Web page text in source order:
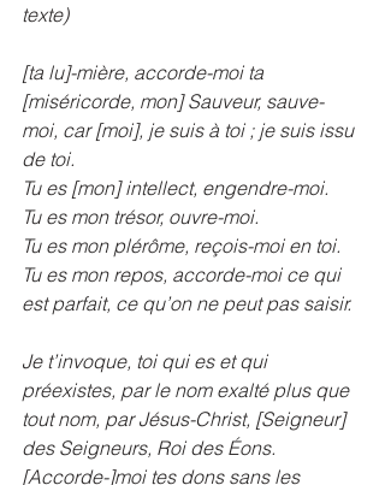
texte)
[ta lu]-mière, accorde-moi ta
[miséricorde, mon] Sauveur, sauve-
moi, car [moi], je suis à toi ; je suis issu
de toi.
Tu es [mon] intellect, engendre-moi.
Tu es mon trésor, ouvre-moi.
Tu es mon plérôme, reçois-moi en toi.
Tu es mon repos, accorde-moi ce qui
est parfait, ce qu’on ne peut pas saisir.
Je t’invoque, toi qui es et qui
préexistes, par le nom exalté plus que
tout nom, par Jésus-Christ, [Seigneur]
des Seigneurs, Roi des Éons.
[Accorde-]moi tes dons sans les